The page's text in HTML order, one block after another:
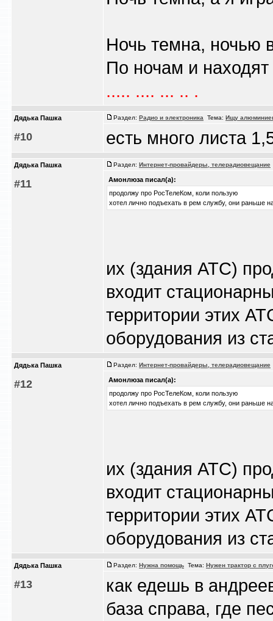
Ночь темна, ночью
По ночам и находят
..... .... ... .. .
Дядька Пашка
#10
Раздел: Радио и электроника Тема: Ищу
есть много листа
Дядька Пашка
#11
Раздел: Интернет-провайдеры, телерадиовещание
Амонлюза писал(а):
продолжу про РосТелеКом, коли пользую
хотел лично подъехать в рем службу, они раньше
их (здания АТС)
входит
территории этих
оборудования из
Дядька Пашка
#12
Раздел: Интернет-провайдеры, телерадиовещание
Амонлюза писал(а):
продолжу про РосТелеКом, коли пользую
хотел лично подъехать в рем службу, они раньше
их (здания АТС)
входит
территории этих
оборудования из
Дядька Пашка
#13
Раздел: Нужна помощь Тема: Нужен трактор с
как едешь в
база справа, где